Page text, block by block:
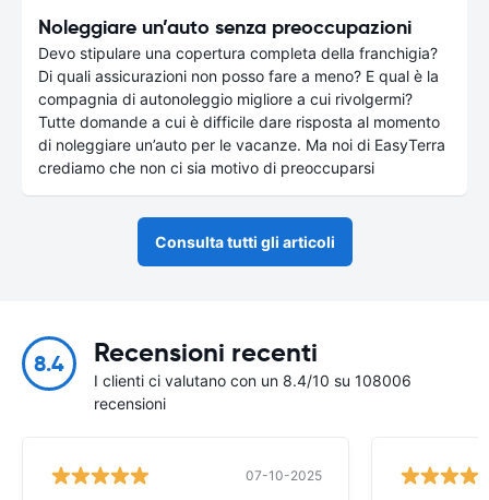
Noleggiare un’auto senza preoccupazioni
Devo stipulare una copertura completa della franchigia?
Di quali assicurazioni non posso fare a meno? E qual è la
compagnia di autonoleggio migliore a cui rivolgermi?
Tutte domande a cui è difficile dare risposta al momento
di noleggiare un’auto per le vacanze. Ma noi di EasyTerra
crediamo che non ci sia motivo di preoccuparsi
Consulta tutti gli articoli
8.4 Recensioni recenti
I clienti ci valutano con un 8.4/10 su 108006
recensioni
07-10-2025